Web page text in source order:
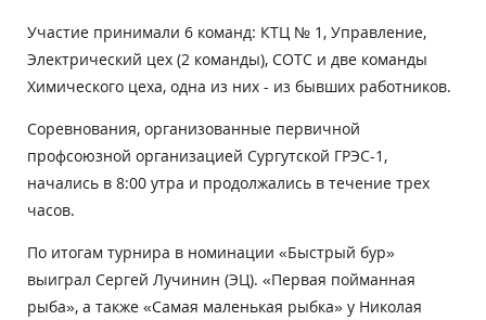
Участие принимали 6 команд: КТЦ № 1, Управление,
Электрический цех (2 команды), СОТС и две команды
Химического цеха, одна из них - из бывших работников.
Соревнования, организованные первичной
профсоюзной организацией Сургутской ГРЭС-1,
начались в 8:00 утра и продолжались в течение трех
часов.
По итогам турнира в номинации «Быстрый бур»
выиграл Сергей Лучинин (ЭЦ). «Первая пойманная
рыба», а также «Самая маленькая рыбка» у Николая